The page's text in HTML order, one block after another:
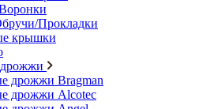
Прокладки
крышки
дрожжи Bragman
дрожжи Alcotec